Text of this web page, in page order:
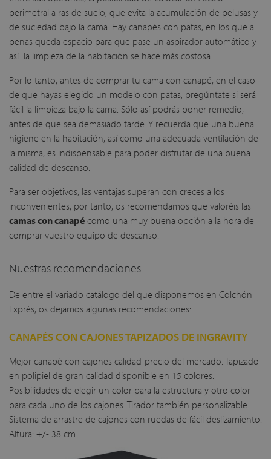
perimetral a ras de suelo, que evita la acumulación de pelusas y
de suciedad bajo la cama. Hay canapés con patas, en los que a
penas queda espacio para que pase un aspirador automático y
así la limpieza de la habitación se hace más costosa.
Por lo tanto, antes de comprar tu cama con canapé, en el caso
de que hayas elegido un modelo con patas, pregúntate si será
fácil la limpieza bajo la cama. Sólo así podrás poner remedio,
antes de que sea demasiado tarde. Y recuerda que una buena
higiene en la habitación, así como una adecuada ventilación de
la misma, es indispensable para poder disfrutar de una buena
calidad de descanso.
Para ser objetivos, las ventajas superan con creces a los
inconvenientes, por tanto, os recomendamos que valoréis las
camas con canapé como una muy buena opción a la hora de
comprar vuestro equipo de descanso.
Nuestras recomendaciones
De entre el variado catálogo del que disponemos en Colchón
Exprés, os dejamos algunas recomendaciones:
CANAPÉS CON CAJONES TAPIZADOS DE INGRAVITY
Mejor canapé con cajones calidad-precio del mercado. Tapizado
en polipiel de gran calidad disponible en 15 colores.
Posibilidades de elegir un color para la estructura y otro color
para cada uno de los cajones. Tirador también personalizable.
Sistema de arrastre de cajones con ruedas de fácil deslizamiento.
Altura: +/- 38 cm